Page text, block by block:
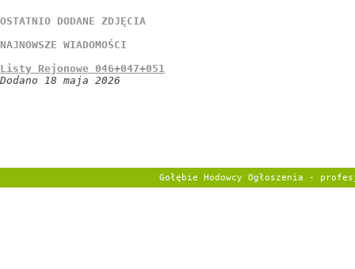
OSTATNIO DODANE ZDJĘCIA
NAJNOWSZE WIADOMOŚCI
Listy Rejonowe 046+047+051
Dodano 18 maja 2026
Gołębie Hodowcy Ogłoszenia -